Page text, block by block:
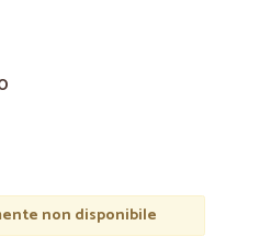
non disponibile